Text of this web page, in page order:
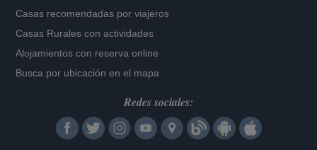
Casas recomendadas por viajeros
Casas Rurales con actividades
Alojamientos con reserva online
Busca por ubicación en el mapa
Redes sociales: